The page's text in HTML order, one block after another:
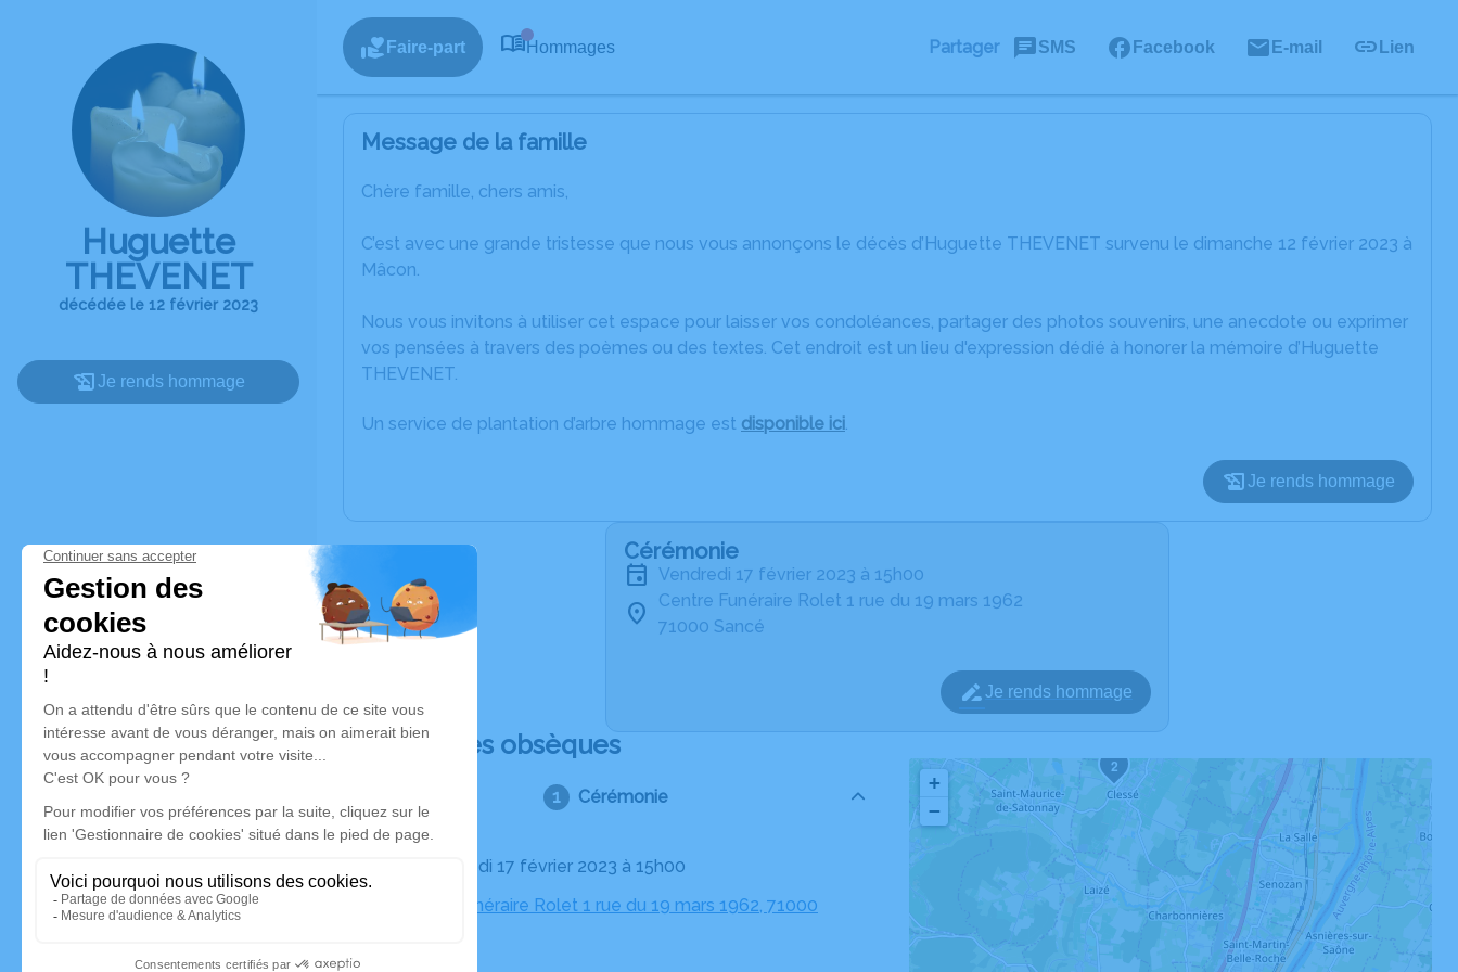
Huguette
THEVENET
décédée le 12 février 2023
Je rends hommage
Faire-part Hommages Partager SMS Facebook E-mail Lien
Message de la famille
Chère famille, chers amis,
C’est avec une grande tristesse que nous vous annonçons le décès d’Huguette THEVENET survenu le dimanche 12 février 2023 à
Mâcon.
Nous vous invitons à utiliser cet espace pour laisser vos condoléances, partager des photos souvenirs, une anecdote ou exprimer
vos pensées à travers des poèmes ou des textes. Cet endroit est un lieu d'expression dédié à honorer la mémoire d’Huguette
THEVENET.
Un service de plantation d’arbre hommage est disponible ici.
Je rends hommage
Cérémonie
vendredi 17 février 2023 à 15h00
Centre Funéraire Rolet 1 rue du 19 mars 1962
71000 Sancé
Je rends hommage
Déroulé des obsèques
Cérémonie
Le vendredi 17 février 2023 à 15h00
Centre Funéraire Rolet 1 rue du 19 mars 1962, 71000
2
+
−